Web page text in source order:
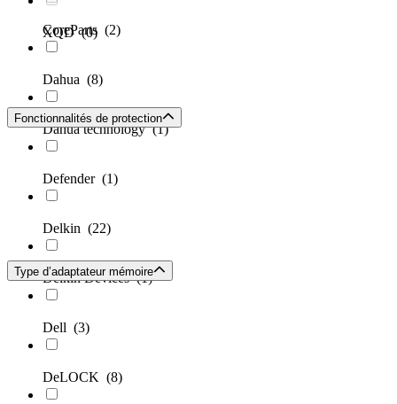
CoreParts (2)
Dahua (8)
Dahua technology(1)
Defender (1)
Delkin (22)
Delkin Devices(1)
Dell (3)
DeLOCK (8)
XQD(0)
Fonctionnalités de protection
Type d’adaptateur mémoire